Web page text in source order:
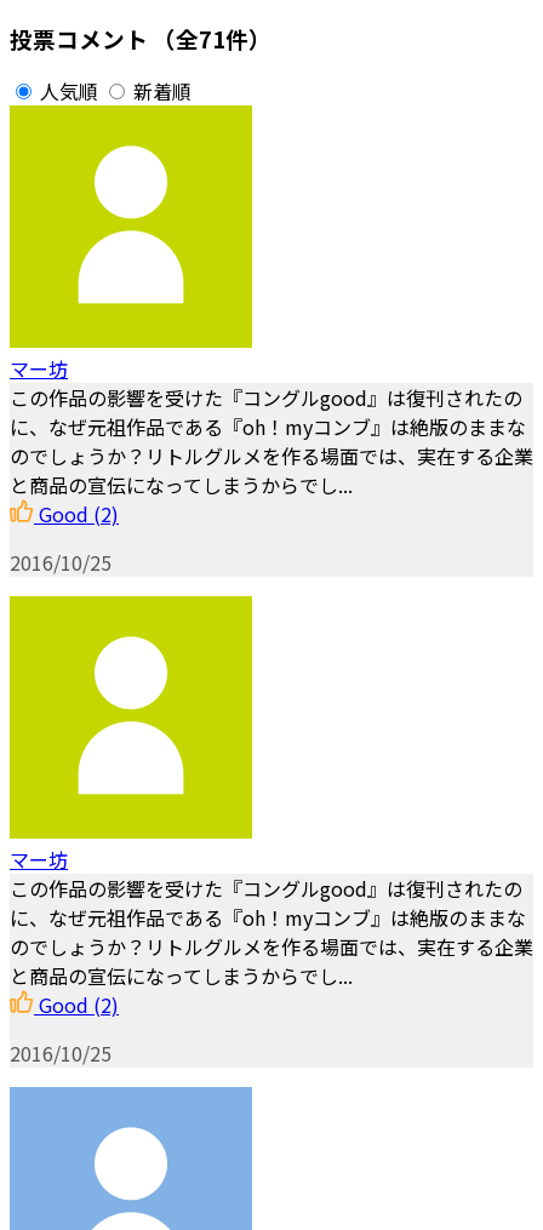
投票コメント （全71件）
人気順 新着順
マー坊
この作品の影響を受けた『コングルgood』は復刊されたの
に、なぜ元祖作品である『oh！myコンブ』は絶版のままな
のでしょうか？リトルグルメを作る場面では、実在する企業
と商品の宣伝になってしまうからでし...
Good (2)
2016/10/25
マー坊
この作品の影響を受けた『コングルgood』は復刊されたの
に、なぜ元祖作品である『oh！myコンブ』は絶版のままな
のでしょうか？リトルグルメを作る場面では、実在する企業
と商品の宣伝になってしまうからでし...
Good (2)
2016/10/25